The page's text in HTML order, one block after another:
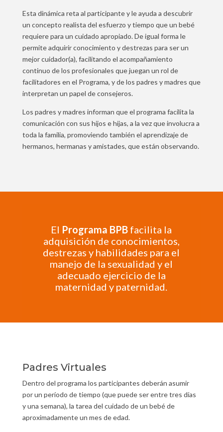
Esta dinámica reta al participante y le ayuda a descubrir
un concepto realista del esfuerzo y tiempo que un bebé
requiere para un cuidado apropiado. De igual forma le
permite adquirir conocimiento y destrezas para ser un
mejor cuidador(a), facilitando el acompañamiento
continuo de los profesionales que juegan un rol de
facilitadores en el Programa, y de los padres y madres que
interpretan un papel de consejeros.
Los padres y madres informan que el programa facilita la
comunicación con sus hijos e hijas, a la vez que involucra a
toda la familia, promoviendo también el aprendizaje de
hermanos, hermanas y amistades, que están observando.
El Programa BPB facilita la
adquisición de conocimientos,
destrezas y habilidades para el
manejo de la sexualidad y el
adecuado ejercicio de la
maternidad y paternidad.
Padres Virtuales
Dentro del programa los participantes deberán asumir
por un período de tiempo (que puede ser entre tres días
y una semana), la tarea del cuidado de un bebé de
aproximadamente un mes de edad.